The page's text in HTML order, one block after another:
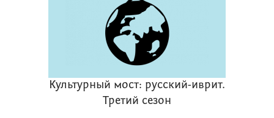
Культурный мост: русский-иврит.
Третий сезон